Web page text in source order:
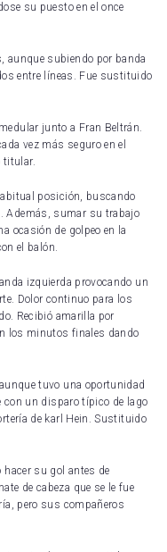
su puesto en el once
aunque subiendo por banda
entre líneas. Fue sustituido
junto a Fran Beltrán.
vez más seguro en el
titular.
posición, buscando
Además, sumar su trabajo
ocasión de golpeo en la
el balón.
izquierda provocando un
Dolor continuo para los
Recibió amarilla por
los minutos finales dando
tuvo una oportunidad
con un disparo típico de lago
de karl Hein. Sustituido
hacer su gol antes de
de cabeza que se le fue
pero sus compañeros